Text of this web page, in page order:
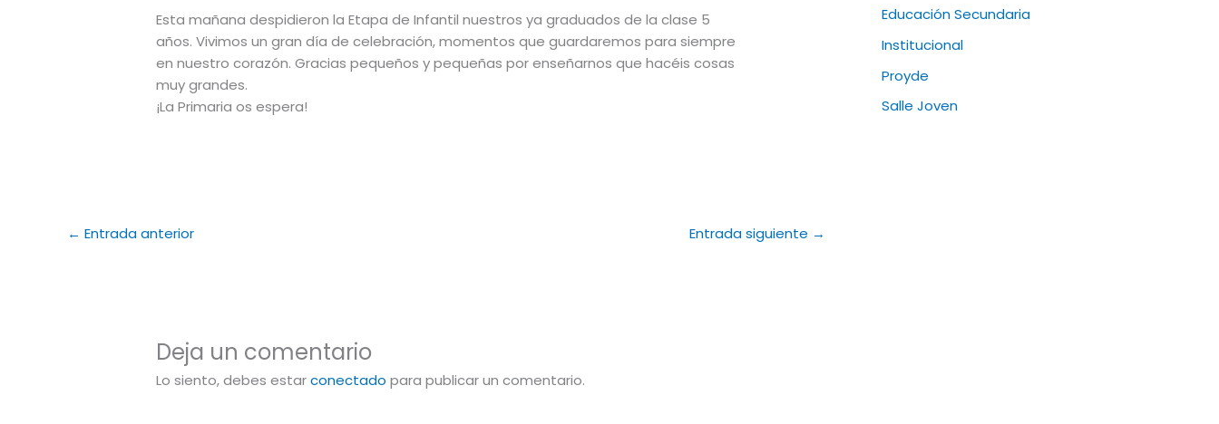
Esta mañana despidieron la Etapa de Infantil nuestros ya graduados de la clase 5
años. Vivimos un gran día de celebración, momentos que guardaremos para siempre
en nuestro corazón. Gracias pequeños y pequeñas por enseñarnos que hacéis cosas
muy grandes.
¡La Primaria os espera!
← Entrada anterior Entrada siguiente →
Deja un comentario
Lo siento, debes estarconectado para publicar un comentario.
Educación Secundaria
Institucional
Proyde
Salle Joven